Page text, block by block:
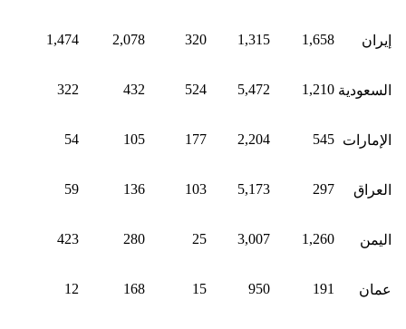
إيران 1,658
1,315
320
2,078
1,474
السعودية 1,210
5,472
524
432
322
الإمارات 545
2,204
177
105
54
العراق 297
5,173
103
136
59
اليمن 1,260
3,007
25
280
423
عمان 191
950
15
168
12